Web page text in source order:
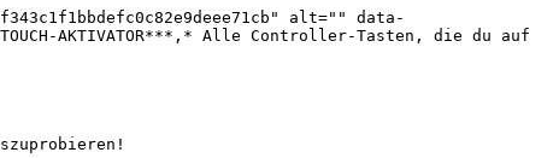
alt="" data-
AKTIVATOR***,* Alle Controller-Tasten, die du auf